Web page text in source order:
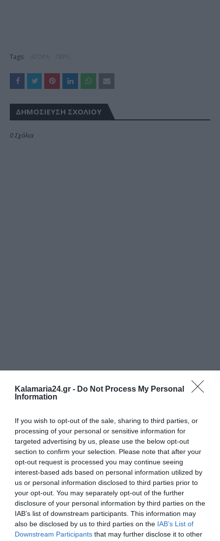
Kalamaria24.gr - Do Not Process My Personal
Information
If you wish to opt-out of the sale, sharing to third parties, or
processing of your personal or sensitive information for
targeted advertising by us, please use the below opt-out
section to confirm your selection. Please note that after your
opt-out request is processed you may continue seeing
interest-based ads based on personal information utilized by
us or personal information disclosed to third parties prior to
your opt-out. You may separately opt-out of the further
disclosure of your personal information by third parties on the
IAB’s list of downstream participants. This information may
also be disclosed by us to third parties on the IAB’s List of
Downstream Participants that may further disclose it to other
Tags:
ΔΗΜΟΣΊΕΥΣΗ ΣΧΟΛΊΟΥ
0 Σχόλια